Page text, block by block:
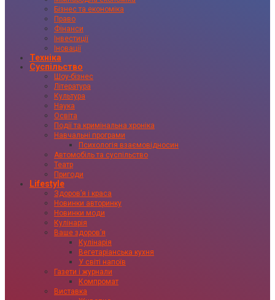
Бізнес та економіка
Право
Фінанси
Інвестиції
Іновації
Техніка
Суспільство
Шоу-бізнес
Література
Культура
Наука
Освіта
Події та кримінальна хроніка
Навчальні програми
Психологія взаємовідносин
Автомобіль та суспільство
Театр
Пригоди
Lifestyle
Здоровʼя і краса
Новинки авторинку
Новинки моди
Кулінарія
Ваше здоровʼя
Кулінарія
Вегетаріанська кухня
У світі напоїв
Газети і журнали
Компромат
Виставка